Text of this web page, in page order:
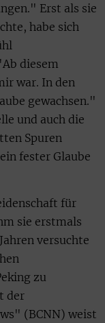
Erst als sie
habe sich
diesem
war. In den
gewachsen."
und auch die
Spuren
fester Glaube
für
sie erstmals
versuchte
zu
der
(BCNN) weist